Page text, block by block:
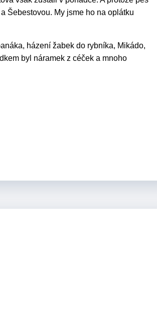
Šebestovou. My jsme ho na oplátku
házení žabek do rybníka, Mikádo,
byl náramek z céček a mnoho